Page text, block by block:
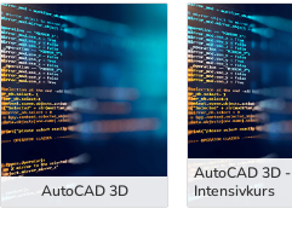
Uber Weiterbildungsvorschläge
AutoCAD 3D
AutoCAD 3D -
Intensivkurs